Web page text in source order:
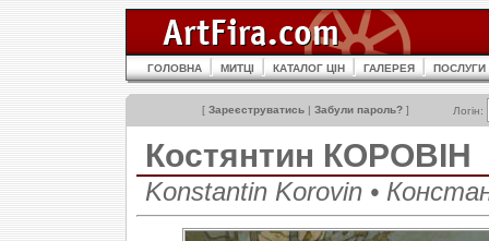
ГОЛОВНА МИТЦІ КАТАЛОГ ЦІН ГАЛЕРЕЯ ПОСЛУГИ
[ Зареєструватись | Забули пароль? ] Логін:
Костянтин КОРОВІН
Konstantin Korovin •